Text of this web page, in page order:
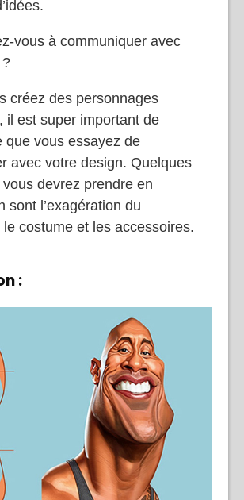
vous à communiquer avec
créez des personnages
il est super important de
que vous essayez de
avec votre design. Quelques
devrez prendre en
sont l’exagération du
costume et les accessoires.
: